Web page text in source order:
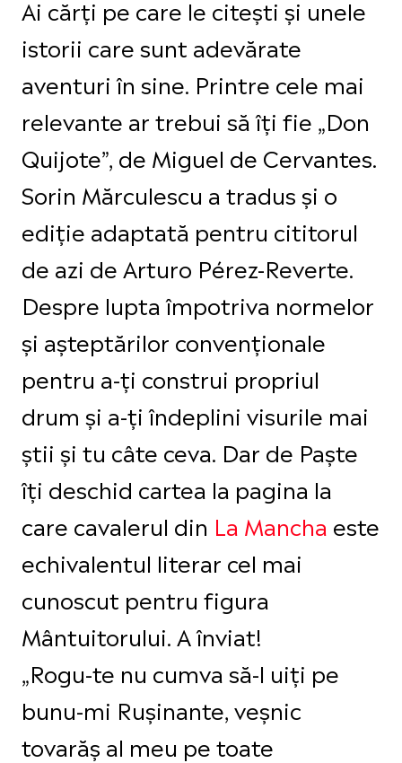
Ai cărți pe care le citești și unele
istorii care sunt adevărate
aventuri în sine. Printre cele mai
relevante ar trebui să îți fie „Don
Quijote”, de Miguel de Cervantes.
Sorin Mărculescu a tradus și o
ediție adaptată pentru cititorul
de azi de Arturo Pérez-Reverte.
Despre lupta împotriva normelor
și așteptărilor convenționale
pentru a-ți construi propriul
drum și a-ți îndeplini visurile mai
știi și tu câte ceva. Dar de Paște
îți deschid cartea la pagina la
care cavalerul din La Mancha este
echivalentul literar cel mai
cunoscut pentru figura
Mântuitorului. A înviat!
„Rogu-te nu cumva să-l uiţi pe
bunu-mi Ruşinante, veşnic
tovarăş al meu pe toate